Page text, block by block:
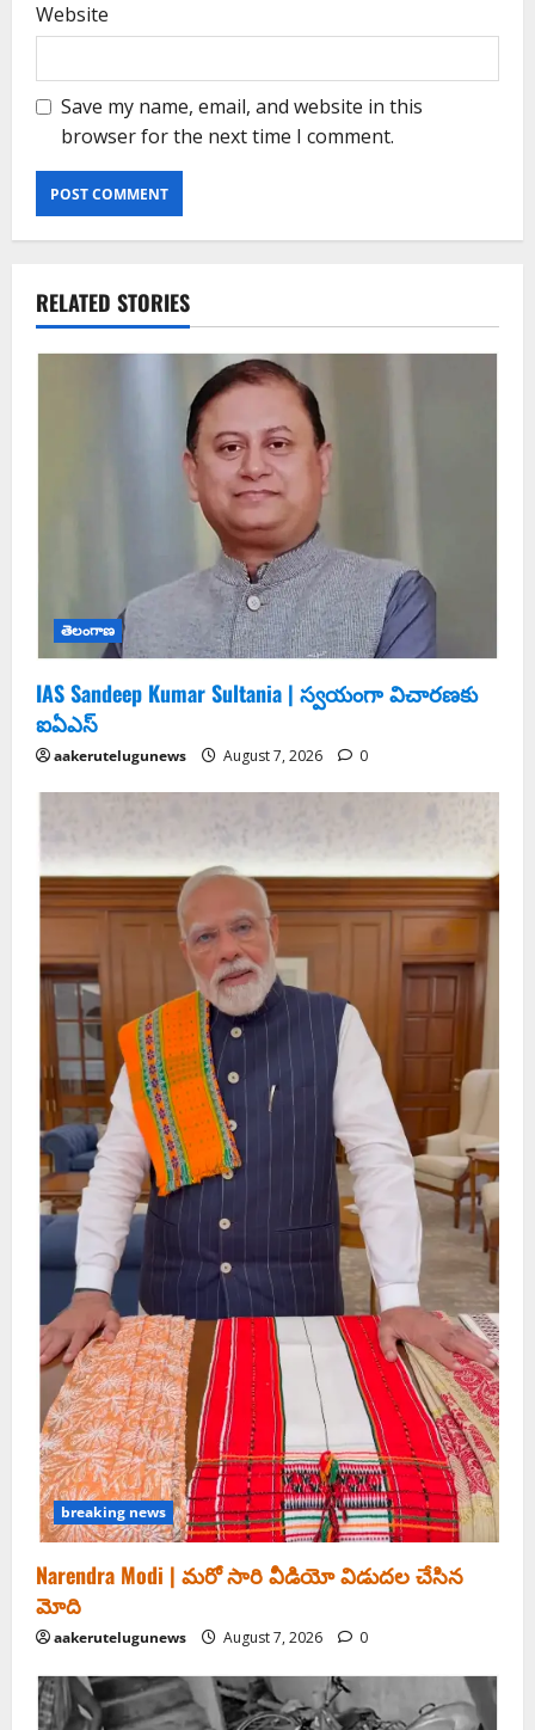
Website
Save my name, email, and website in this
browser for the next time I comment.
RELATED STORIES
తెలంగాణ
IAS Sandeep Kumar Sultania | స్వ‌యంగా విచార‌ణ‌కు
ఐఏఎస్‌
aakerutelugunews August 7, 2026 0
breaking news
Narendra Modi | మ‌రో సారి వీడియో విడుద‌ల చేసిన
మోది
aakerutelugunews August 7, 2026 0